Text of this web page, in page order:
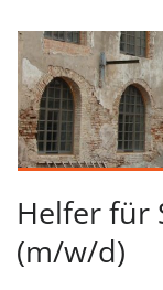
Helfer für
(m/w/d)